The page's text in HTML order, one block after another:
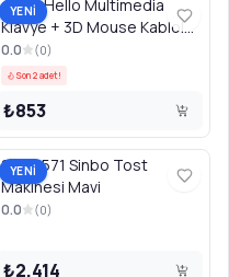
YENİ
4620 Hello Multimedia
Klavye + 3D Mouse Kablolu
Set
0.0 (0)
Son 2 adet!
₺853
YENİ
SSM2571 Sinbo Tost
Makinesi Mavi
0.0 (0)
₺2.414